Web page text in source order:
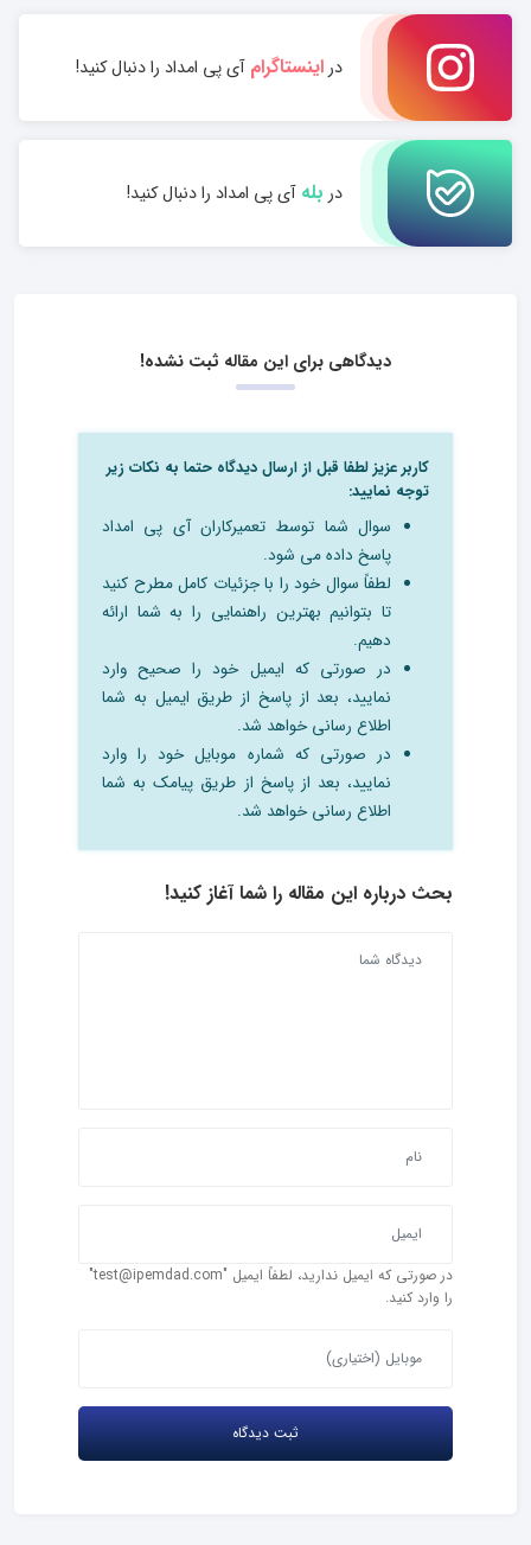
دراینستاگرامآی پی امداد را دنبال کنید!
در بلهآی پی امداد را دنبال کنید!
دیدگاهی برای این مقاله ثبت نشده!
کاربر عزیز لطفا قبل از ارسال دیدگاه حتما به نکات زیر
توجه نمایید:
سوال شما توسط تعمیرکاران آی پی امداد
پاسخ داده می شود.
لطفاً سوال خود را با جزئیات کامل مطرح کنید
تا بتوانیم بهترین راهنمایی را به شما ارائه
دهیم.
در صورتی که ایمیل خود را صحیح وارد
نمایید، بعد از پاسخ از طریق ایمیل به شما
اطلاع رسانی خواهد شد.
در صورتی که شماره موبایل خود را وارد
نمایید، بعد از پاسخ از طریق پیامک به شما
اطلاع رسانی خواهد شد.
بحث درباره این مقاله را شما آغاز کنید!
در صورتی که ایمیل ندارید، لطفاً ایمیل "test@ipemdad.com"
را وارد کنید.